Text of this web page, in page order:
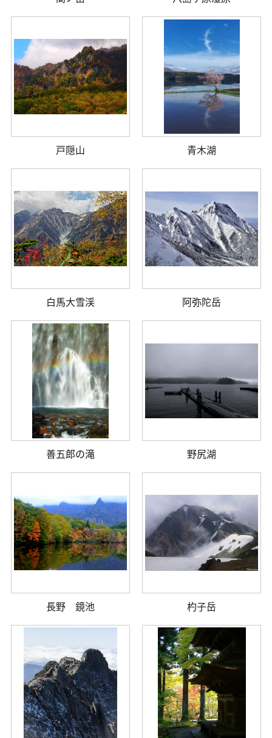
戸隠山 青木湖
白馬大雪渓 阿弥陀岳
善五郎の滝 野尻湖
長野 鏡池 杓子岳